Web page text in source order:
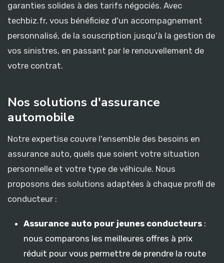
garanties solides à des tarifs négociés. Avec
techbiz.fr, vous bénéficiez d'un accompagnement
personnalisé, de la souscription jusqu'à la gestion de
vos sinistres, en passant par le renouvellement de
votre contrat.
Nos solutions d'assurance
automobile
Notre expertise couvre l'ensemble des besoins en
assurance auto, quels que soient votre situation
personnelle et votre type de véhicule. Nous
proposons des solutions adaptées à chaque profil de
conducteur :
Assurance auto pour jeunes conducteurs :
nous comparons les meilleures offres à prix
réduit pour vous permettre de prendre la route